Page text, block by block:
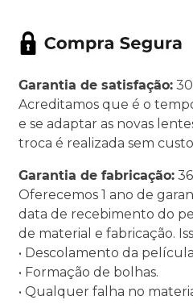
Garantia de satisfação:
Acreditamos que é o
e se adaptar as novas
troca é realizada sem
Garantia de fabricação:
Oferecemos 1 ano de
data de recebimento do
de material e fabricação.
• Descolamento da
• Formação de bolhas.
• Qualquer falha no